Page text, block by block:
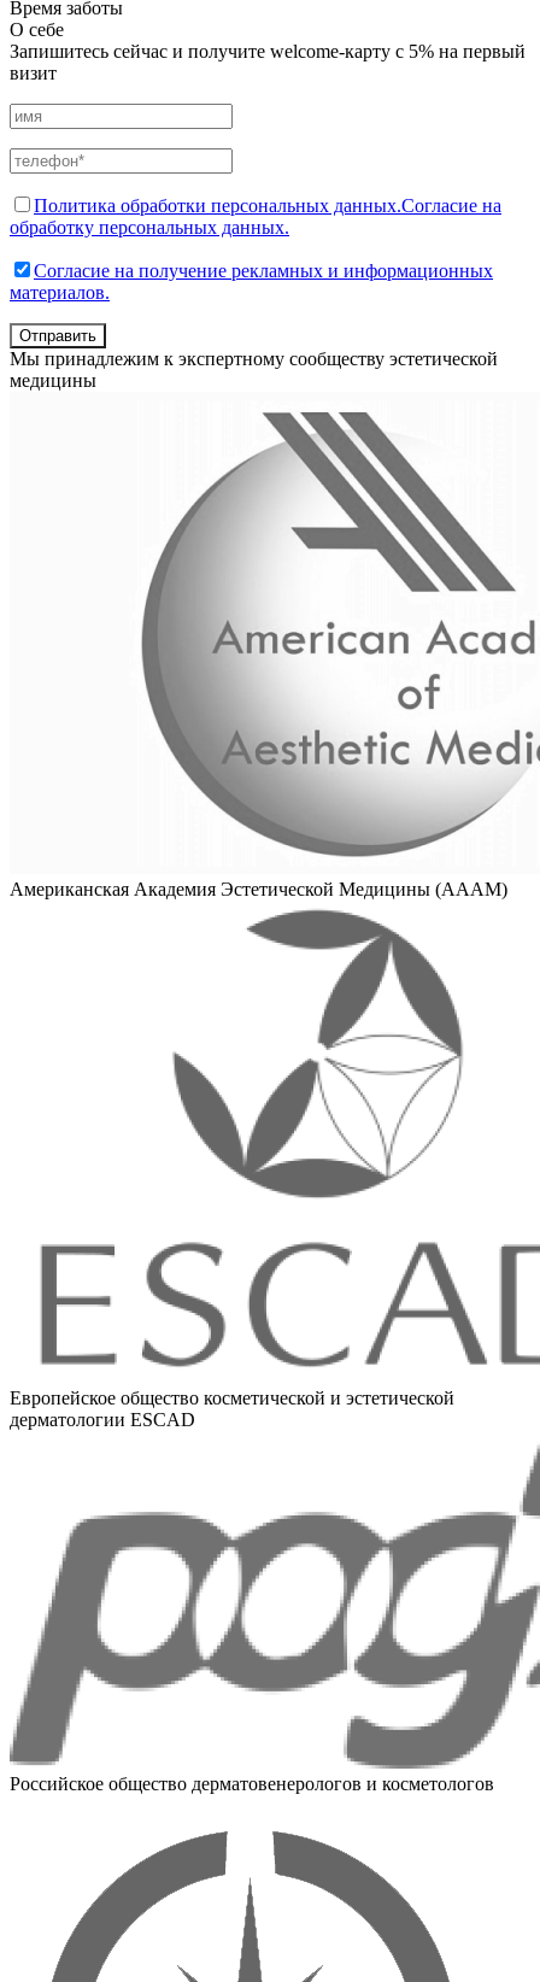
Время заботы
О себе
Запишитесь сейчас и получите welcome-карту с 5% на первый
визит
Политика обработки персональных данных.Согласие на
обработку персональных данных.
Согласие на получение рекламных и информационных
материалов.
Отправить
Мы принадлежим к экспертному сообществу эстетической
медицины
Американская Академия Эстетической Медицины (AAAM)
Европейское общество косметической и эстетической
дерматологии ESCAD
Российское общество дерматовенерологов и косметологов